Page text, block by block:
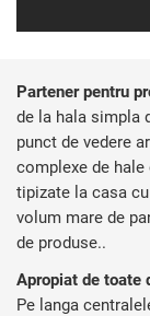
Partener pentru
de la hala simpla
punct de vedere
complexe de
tipizate la casa
volum mare de
de produse..
Apropiat de toate
Pe langa